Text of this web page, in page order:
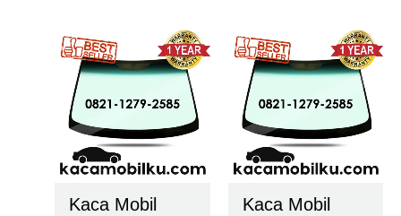
Kaca Mobil
Kaca Mobil